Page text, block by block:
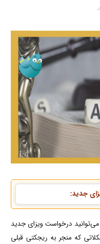
جدید:
درخواست ویزای جدید
که منجر به ریجکتی قبلی